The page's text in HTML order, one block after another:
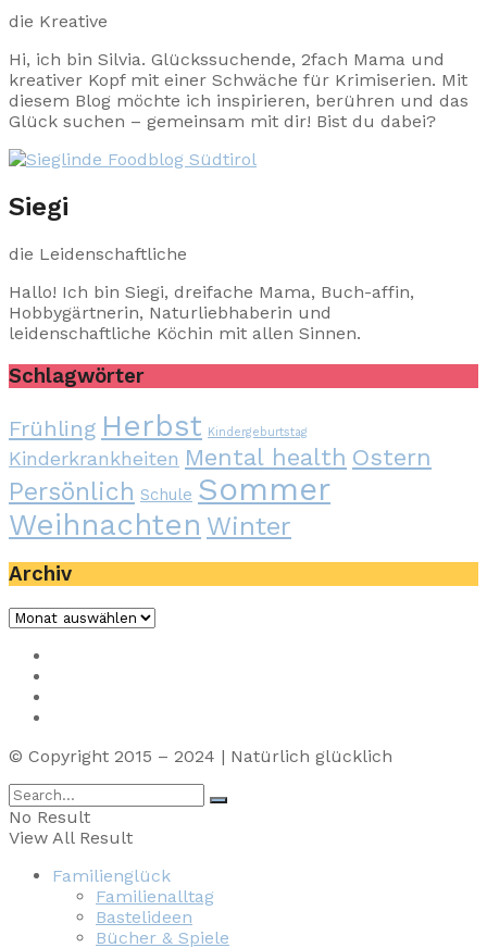
die Kreative
Hi, ich bin Silvia. Glückssuchende, 2fach Mama und
kreativer Kopf mit einer Schwäche für Krimiserien. Mit
diesem Blog möchte ich inspirieren, berühren und das
Glück suchen – gemeinsam mit dir! Bist du dabei?
Siegi
die Leidenschaftliche
Hallo! Ich bin Siegi, dreifache Mama, Buch-affin,
Hobbygärtnerin, Naturliebhaberin und
leidenschaftliche Köchin mit allen Sinnen.
Schlagwörter
Frühling Herbst Kindergeburtstag
Kinderkrankheiten Mental health Ostern
Persönlich Schule Sommer
Weihnachten Winter
Archiv
Archiv
© Copyright 2015 – 2024 | Natürlich glücklich
No Result
View All Result
Familienglück
Familienalltag
Bastelideen
Bücher & Spiele